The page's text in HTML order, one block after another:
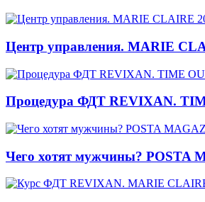
Центр управления. MARIE
Процедура ФДТ REVIXAN.
Чего хотят мужчины? POSTA